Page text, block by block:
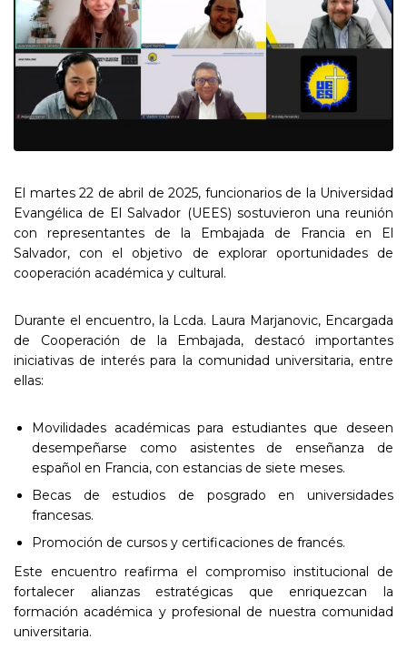
El martes 22 de abril de 2025, funcionarios de la Universidad
Evangélica de El Salvador (UEES) sostuvieron una reunión
con representantes de la Embajada de Francia en El
Salvador, con el objetivo de explorar oportunidades de
cooperación académica y cultural.
Durante el encuentro, la Lcda. Laura Marjanovic, Encargada
de Cooperación de la Embajada, destacó importantes
iniciativas de interés para la comunidad universitaria, entre
ellas:
Movilidades académicas para estudiantes que deseen
desempeñarse como asistentes de enseñanza de
español en Francia, con estancias de siete meses.
Becas de estudios de posgrado en universidades
francesas.
Promoción de cursos y certificaciones de francés.
Este encuentro reafirma el compromiso institucional de
fortalecer alianzas estratégicas que enriquezcan la
formación académica y profesional de nuestra comunidad
universitaria.